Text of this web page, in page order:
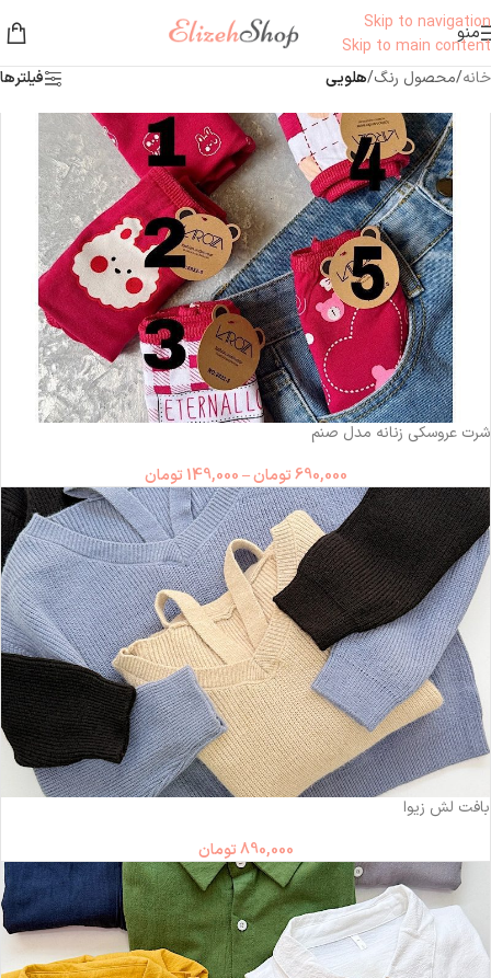
Skip to navigation
Skip to main content
منو
خانه/محصول رنگ/هلویی فیلترها
شرت عروسکی زنانه مدل صنم
690,000تومان–
149,000 تومان
بافت لش زیوا
890,000تومان